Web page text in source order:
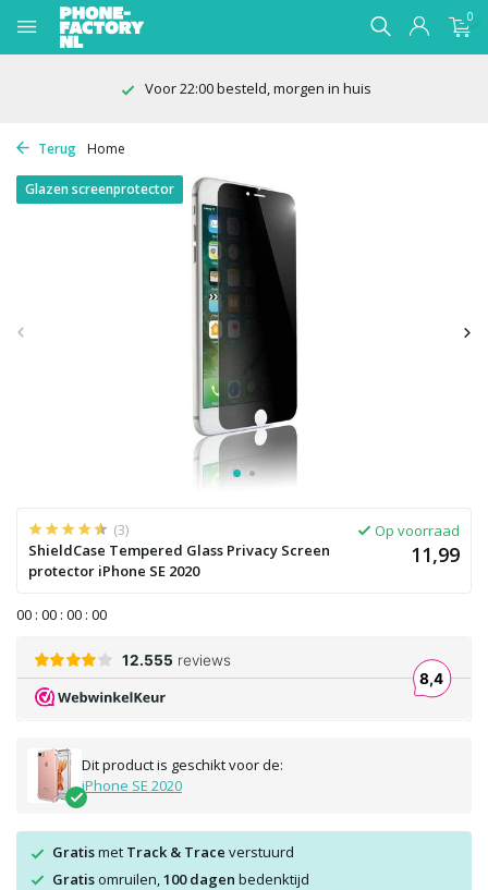
0
Voor 22:00 besteld, morgen in huis
Terug Home
Glazen screenprotector
(3)
ShieldCase Tempered Glass Privacy Screen
protector iPhone SE 2020
Op voorraad
11,99
00 : 00 : 00 : 00
Dit product is geschikt voor de:
iPhone SE 2020
Gratismet Track & Trace verstuurd
Gratisomruilen, 100 dagen bedenktijd